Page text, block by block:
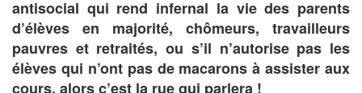
antisocial qui rend infernal la vie des parents
d’élèves en majorité, chômeurs, travailleurs
pauvres et retraités, ou s’il n’autorise pas les
élèves qui n’ont pas de macarons à assister aux
cours, alors c’est la rue qui parlera !